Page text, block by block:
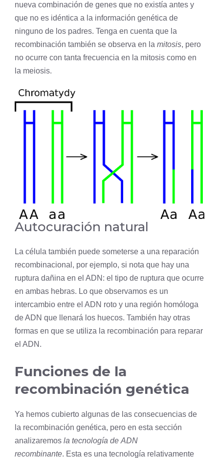
nueva combinación de genes que no existía antes y
que no es idéntica a la información genética de
ninguno de los padres. Tenga en cuenta que la
recombinación también se observa en la mitosis, pero
no ocurre con tanta frecuencia en la mitosis como en
la meiosis.
Autocuración natural
La célula también puede someterse a una reparación
recombinacional, por ejemplo, si nota que hay una
ruptura dañina en el ADN : el tipo de ruptura que ocurre
en ambas hebras. Lo que observamos es un
intercambio entre el ADN roto y una región homóloga
de ADN que llenará los huecos. También hay otras
formas en que se utiliza la recombinación para reparar
el ADN.
Funciones de la
recombinación genética
Ya hemos cubierto algunas de las consecuencias de
la recombinación genética, pero en esta sección
analizaremos la tecnología de ADN
recombinante. Esta es una tecnología relativamente